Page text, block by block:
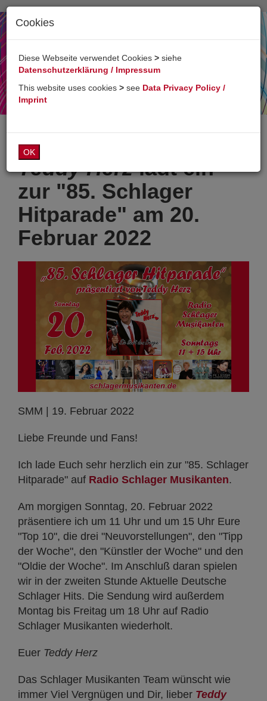
Toggle
Teddy Herzlädt ein
zur "85. Schlager
Hitparade" am 20.
Februar 2022
SMM | 19. Februar 2022
Liebe Freunde und Fans!
Ich lade Euch sehr herzlich ein zur "85. Schlager
Hitparade" auf Radio Schlager Musikanten.
Am morgigen Sonntag, 20. Februar 2022
präsentiere ich um 11 Uhr und um 15 Uhr Eure
"Top 10", die drei "Neuvorstellungen", den "Tipp
der Woche", den "Künstler der Woche" und den
"Oldie der Woche". Im Anschluß daran spielen
wir in der zweiten Stunde Aktuelle Deutsche
Schlager Hits. Die Sendung wird außerdem
Montag bis Freitag um 18 Uhr auf Radio
Schlager Musikanten wiederholt.
Euer Teddy Herz
Das Schlager Musikanten Team wünscht wie
immer Viel Vergnügen und Dir, lieber Teddy
Cookies
Diese Webseite verwendet Cookies > siehe
Datenschutzerklärung / Impressum
This website uses cookies > see Data Privacy Policy /
Imprint
OK